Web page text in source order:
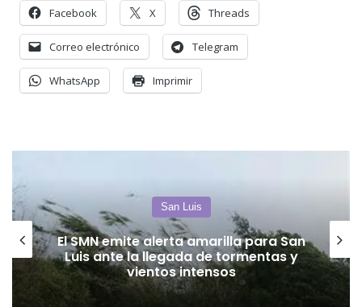
Facebook X Threads
Correo electrónico Telegram
WhatsApp Imprimir
Análisis
Diálogo, sí… diálogo, no… ¡Hablemos
de diálogo!